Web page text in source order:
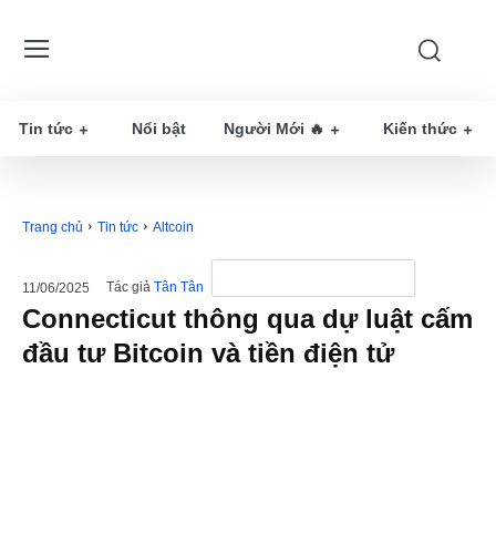
Tin tức Nổi bật Người Mới 🔥 Kiến thức
Trang chủ Tin tức Altcoin
11/06/2025 Tác giả Tân Tân
Connecticut thông qua dự luật cấm
đầu tư Bitcoin và tiền điện tử